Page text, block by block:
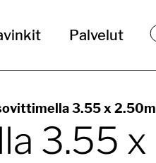
Palvelut
3.55 x 2.50m
3.55 x